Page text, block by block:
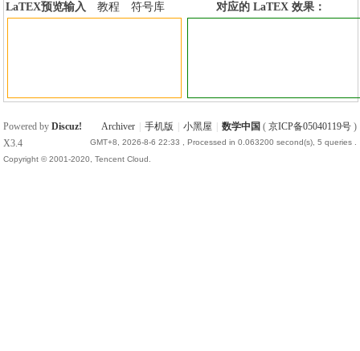
LaTEX预览输入 教程
符号库
对应的 LaTEX 效果：
Archiver 手机版 小黑屋 数学中国 ( 京ICP备05040119号)
GMT+8, 2026-8-6 22:33 , Processed in 0.063200 second(s), 5 queries .
Powered byDiscuz!
X3.4
Copyright © 2001-2020, Tencent Cloud.